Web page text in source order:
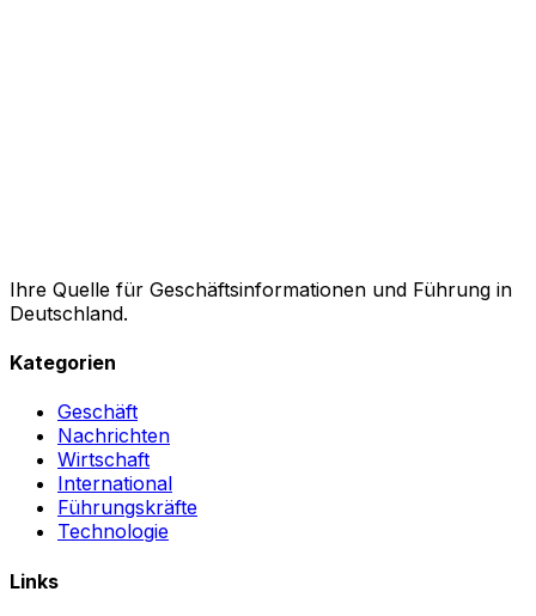
Ihre Quelle für Geschäftsinformationen und Führung in
Deutschland.
Kategorien
Geschäft
Nachrichten
Wirtschaft
International
Führungskräfte
Technologie
Links